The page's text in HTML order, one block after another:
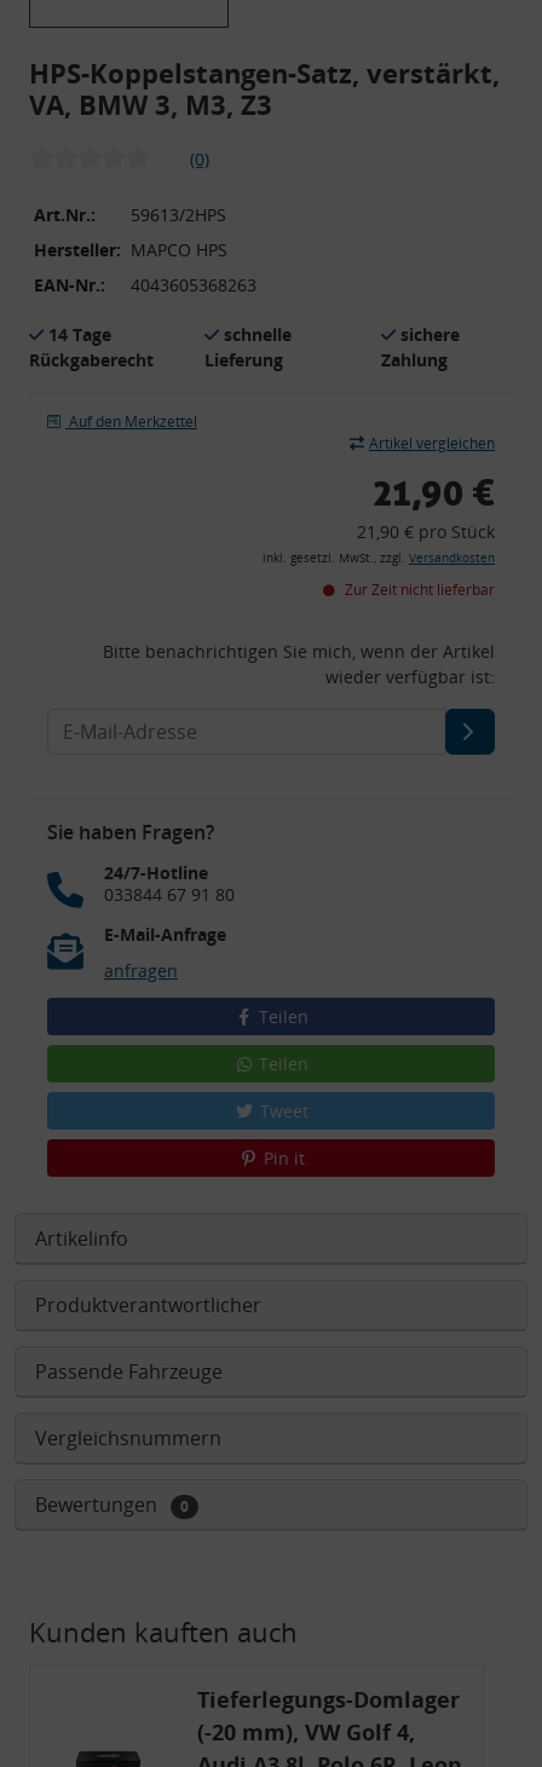
HPS-Koppelstangen-Satz, verstärkt,
VA, BMW 3, M3, Z3
(0)
Art.Nr.:
59613/2HPS
Hersteller: MAPCO HPS
EAN-Nr.:
4043605368263
14 Tage
Rückgaberecht
schnelle
Lieferung
sichere
Zahlung
Auf den Merkzettel
Artikel vergleichen
21,90 €
21,90 € pro Stück
inkl. gesetzl. MwSt., zzgl. Versandkosten
Zur Zeit nicht lieferbar
Bitte benachrichtigen Sie mich, wenn der Artikel
wieder verfügbar ist:
Sie haben Fragen?
24/7-Hotline
033844 67 91 80
E-Mail-Anfrage
anfragen
Teilen
Teilen
Tweet
Pin it
Artikelinfo
Produktverantwortlicher
Passende Fahrzeuge
Vergleichsnummern
Bewertungen 0
Kunden kauften auch
Tieferlegungs-Domlager
(-20 mm), VW Golf 4,